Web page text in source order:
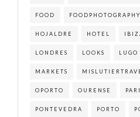
FOOD FOODPHOTOGRAPHY
HOJALDRE HOTEL
LONDRES LOOKS LUGO
MARKETS
OPORTO OURENSE
PONTEVEDRA PORTO